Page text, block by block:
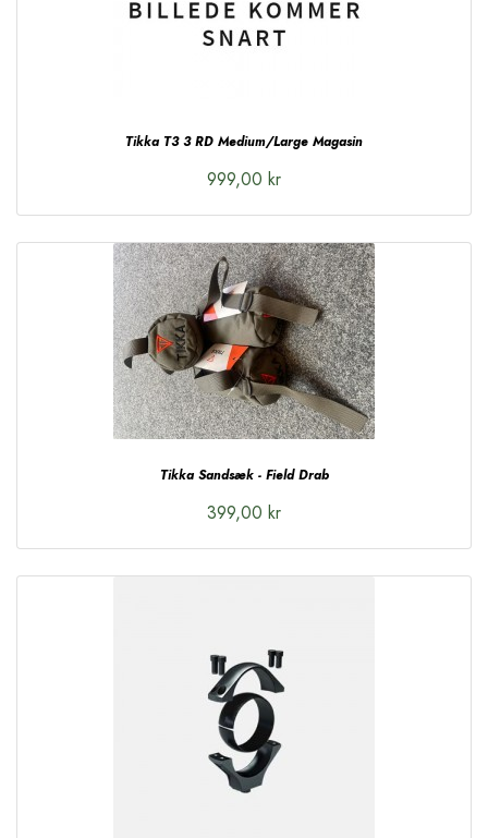
Tikka T3 3 RD Medium/Large Magasin
999,00 kr
Tikka Sandsæk - Field Drab
399,00 kr